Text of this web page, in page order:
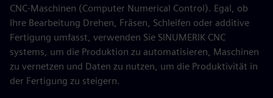
CNC-Maschinen (Computer Numerical Control). Egal, ob
Ihre Bearbeitung Drehen, Fräsen, Schleifen oder additive
Fertigung umfasst, verwenden Sie SINUMERIK CNC
systems, um die Produktion zu automatisieren, Maschinen
zu vernetzen und Daten zu nutzen, um die Produktivität in
der Fertigung zu steigern.